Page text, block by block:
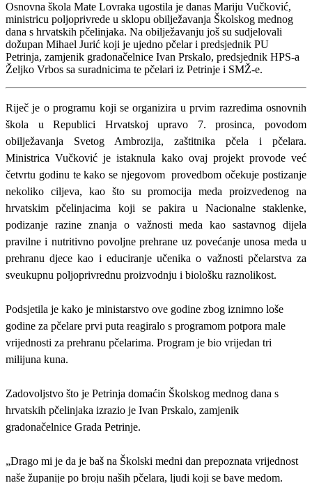
Osnovna škola Mate Lovraka ugostila je danas Mariju Vučković,
ministricu poljoprivrede u sklopu obilježavanja Školskog mednog
dana s hrvatskih pčelinjaka. Na obilježavanju još su sudjelovali
dožupan Mihael Jurić koji je ujedno pčelar i predsjednik PU
Petrinja, zamjenik gradonačelnice Ivan Prskalo, predsjednik HPS-a
Željko Vrbos sa suradnicima te pčelari iz Petrinje i SMŽ-e.
Riječ je o programu koji se organizira u prvim razredima osnovnih
škola u Republici Hrvatskoj upravo 7. prosinca, povodom
obilježavanja Svetog Ambrozija, zaštitnika pčela i pčelara.
Ministrica Vučković je istaknula kako ovaj projekt provode već
četvrtu godinu te kako se njegovom provedbom očekuje postizanje
nekoliko ciljeva, kao što su promocija meda proizvedenog na
hrvatskim pčelinjacima koji se pakira u Nacionalne staklenke,
podizanje razine znanja o važnosti meda kao sastavnog dijela
pravilne i nutritivno povoljne prehrane uz povećanje unosa meda u
prehranu djece kao i educiranje učenika o važnosti pčelarstva za
sveukupnu poljoprivrednu proizvodnju i biološku raznolikost.
Podsjetila je kako je ministarstvo ove godine zbog iznimno loše
godine za pčelare prvi puta reagiralo s programom potpora male
vrijednosti za prehranu pčelarima. Program je bio vrijedan tri
milijuna kuna.
Zadovoljstvo što je Petrinja domaćin Školskog mednog dana s
hrvatskih pčelinjaka izrazio je Ivan Prskalo, zamjenik
gradonačelnice Grada Petrinje.
„Drago mi je da je baš na Školski medni dan prepoznata vrijednost
naše županije po broju naših pčelara, ljudi koji se bave medom.